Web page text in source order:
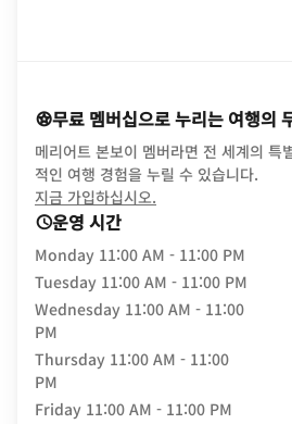
무료 멤버십으로 누리는 여행의
메리어트 본보이 멤버라면 전 세계의 특
적인 여행 경험을 누릴 수 있습니다.
지금 가입하십시오.
운영 시간
Monday 11:00 AM - 11:00 PM
Tuesday 11:00 AM - 11:00 PM
Wednesday 11:00 AM - 11:00
PM
Thursday 11:00 AM - 11:00
PM
Friday 11:00 AM - 11:00 PM